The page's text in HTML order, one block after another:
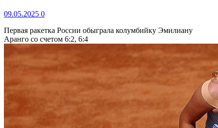
09.05.2025 0
Первая ракетка России обыграла колумбийку Эмилиану
Аранго со счетом 6:2, 6:4